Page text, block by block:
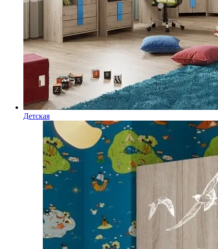
Детская